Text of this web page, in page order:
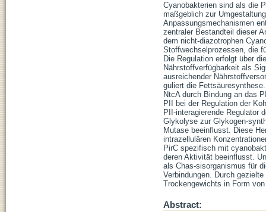
Cyanobakterien sind als die
maßgeblich zur
Anpassungsmechanismen
zentraler Bestandteil dieser
dem nicht-diazotrophen
Stoffwechselprozessen, die
Die Regulation erfolgt über
Nährstoffverfügbarkeit als
ausreichender
guliert die
NtcA durch Bindung an das
PII bei der Regulation der
PII-interagierende Regulator
Glykolyse zur Glykogen-
Mutase beeinflusst. Diese
intrazellulären
PirC spezifisch mit
deren Aktivität beeinflusst.
als Chas-sisorganismus für
Verbindungen. Durch
Trockengewichts in Form
Abstract: